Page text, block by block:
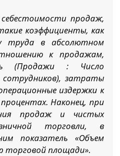
продаж,
коэффициенты, как
труда в абсолютном
к продажам,
(Продажи : Число
затраты
издержки к
Наконец, при
продаж и чистых
торговли, в
показатель «Объем
торговой площади».